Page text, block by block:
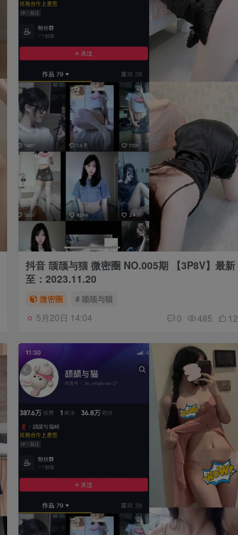
抖音 颉颉与猫 微密圈 NO.005期 【3P8V】最新
至：2023.11.20
微密圈 # 颉颉与猫
5月20日 14:04 0 485 12